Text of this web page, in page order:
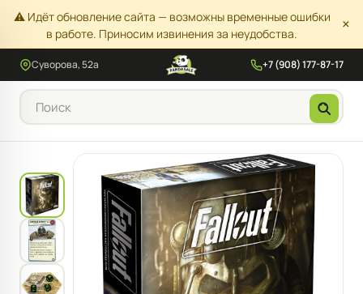
⚠️ Идёт обновление сайта — возможны временные ошибки
в работе. Приносим извинения за неудобства.
×
Суворова, 52а +7 (908) 177-87-17